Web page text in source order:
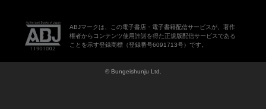
ABJマークは、この電子書店・電子書籍配信サービスが、著作
権者からコンテンツ使用許諾を得た正規版配信サービスである
ことを示す登録商標（登録番号6091713号）です。
© Bungeishunju Ltd.